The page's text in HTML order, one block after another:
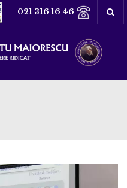
021 316 16 46